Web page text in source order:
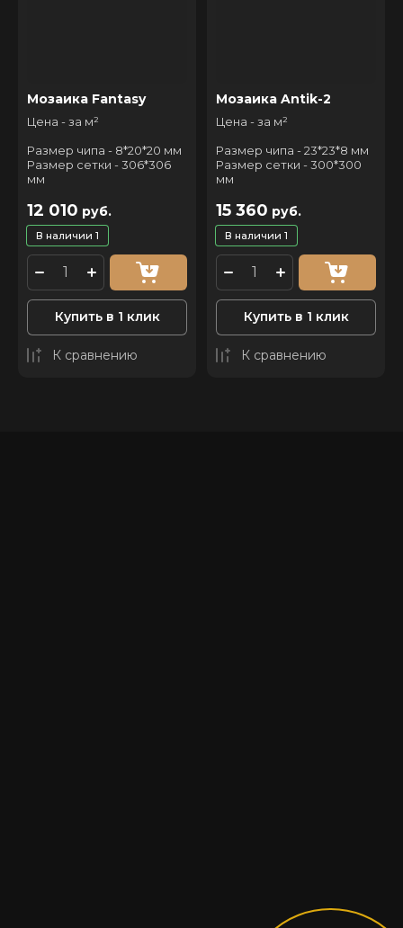
Мозаика Fantasy
Цена - за м²
Размер чипа - 8*20*20 мм
Размер сетки - 306*306
мм
В наличии 1
12 010 руб.
Купить в 1 клик
К сравнению
Мозаика Antik-2
Цена - за м²
Размер чипа - 23*23*8 мм
Размер сетки - 300*300
мм
В наличии 1
15 360 руб.
Купить в 1 клик
К сравнению